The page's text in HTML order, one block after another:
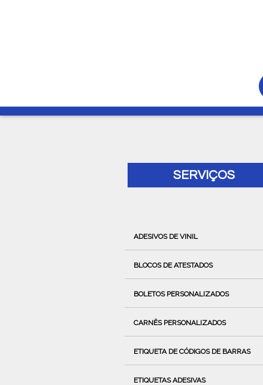
SERVIÇOS
ADESIVOS DE VINIL
BLOCOS DE ATESTADOS
BOLETOS PERSONALIZADOS
CARNÊS PERSONALIZADOS
ETIQUETA DE CÓDIGOS DE BARRAS
ETIQUETAS ADESIVAS